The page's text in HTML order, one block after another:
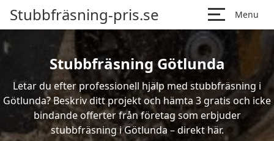
Stubbfräsning-pris.se Menu
Stubbfräsning Götlunda
Letar du efter professionell hjälp med stubbfräsning i
Götlunda? Beskriv ditt projekt och hämta 3 gratis och icke
bindande offerter från företag som erbjuder
stubbfräsning i Götlunda – direkt här.